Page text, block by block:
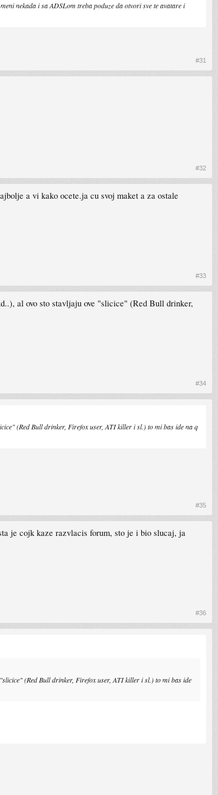
nekada i sa ADSLom treba poduze da otvori sve te avatare i
#31
#32
a vi kako ocete.ja cu svoj maket a za ostale
#33
al ovo sto stavljaju ove "slicice" (Red Bull drinker,
#34
(Red Bull drinker, Firefox user, ATI killer i sl.) to mi bas ide na q
#35
je cojk kaze razvlacis forum, sto je i bio slucaj, ja
#36
(Red Bull drinker, Firefox user, ATI killer i sl.) to mi bas ide